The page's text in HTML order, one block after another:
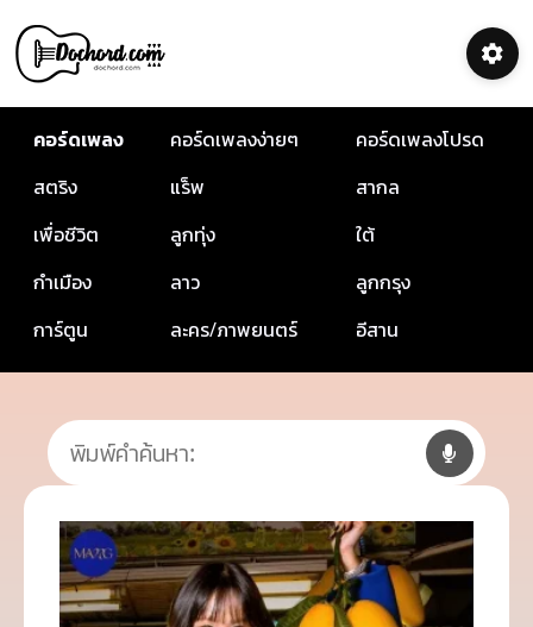
คอร์ดเพลง คอร์ดเพลงง่ายๆ
คอร์ดเพลงโปรด
สตริง
แร็พ
สากล
เพื่อชีวิต
ลูกทุ่ง
ใต้
กำเมือง
ลาว
ลูกกรุง
การ์ตูน
ละคร/ภาพยนตร์ อีสาน